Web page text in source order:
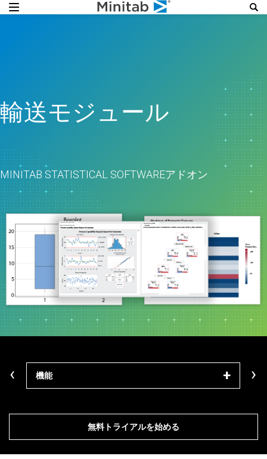
輸送モジュール
MINITAB STATISTICAL SOFTWAREアドオン
機能 モ
‹ ›
無料トライアルを始める